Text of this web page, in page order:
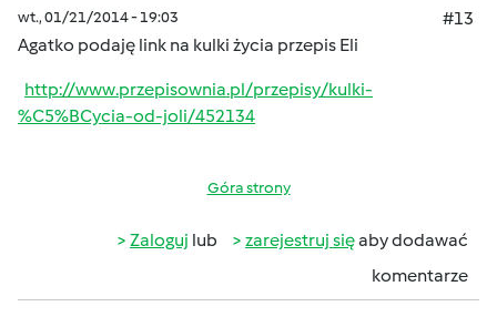
wt., 01/21/2014 - 19:03
#13
Agatko podaję link na kulki życia przepis Eli
http://www.przepisownia.pl/przepisy/kulki-
%C5%BCycia-od-joli/452134
Góra strony
Zaloguj lub zarejestruj sięaby dodawać
komentarze